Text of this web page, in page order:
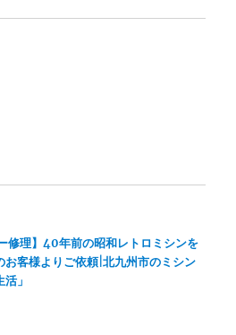
修理】40年前の昭和レトロミシンを
お客様よりご依頼|北九州市のミシン
」